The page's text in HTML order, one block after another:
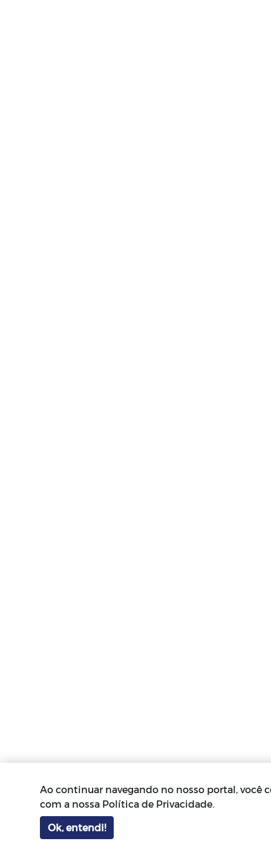
Ao continuar navegando no nosso portal, você
com a nossa Política de Privacidade.
Ok, entendi!